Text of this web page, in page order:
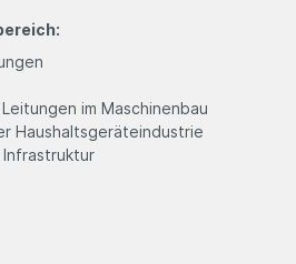
im Maschinenbau
Haushaltsgeräteindustrie
Infrastruktur